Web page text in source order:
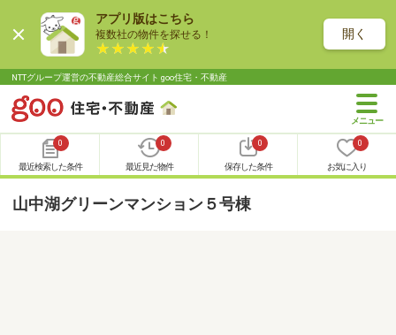
アプリ版はこちら
複数社の物件を探せる！ 開く
NTTグループ運営の不動産総合サイト goo住宅・不動産
0
最近検索した条件
0
最近見た物件
0
保存した条件
0
お気に入り
山中湖グリーンマンション５号棟